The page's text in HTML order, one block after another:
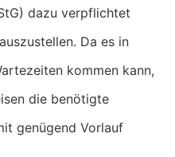
dazu verpflichtet
Da es in
kommen kann,
die benötigte
genügend Vorlauf